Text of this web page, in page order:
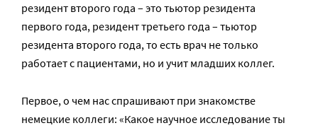
резидент второго года – это тьютор резидента
первого года, резидент третьего года – тьютор
резидента второго года, то есть врач не только
работает с пациентами, но и учит младших коллег.
Первое, о чем нас спрашивают при знакомстве
немецкие коллеги: «Какое научное исследование ты